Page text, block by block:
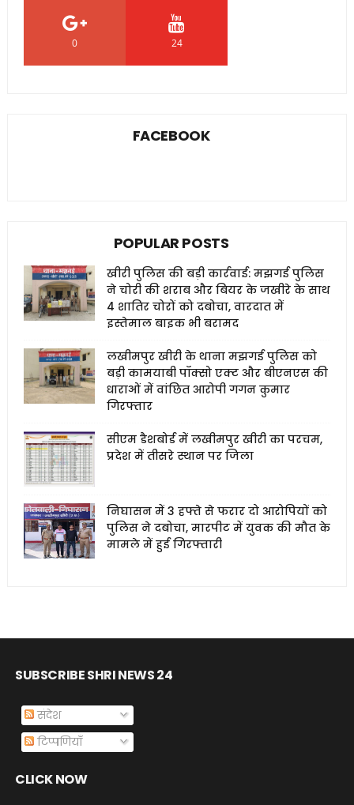
0 24
FACEBOOK
POPULAR POSTS
खीरी पुलिस की बड़ी कार्रवाई: मझगई पुलिस
ने चोरी की शराब और बियर के जखीरे के साथ
4 शातिर चोरों को दबोचा, वारदात में
इस्तेमाल बाइक भी बरामद
लखीमपुर खीरी के थाना मझगई पुलिस को
बड़ी कामयाबी पॉक्सो एक्ट और बीएनएस की
धाराओं में वांछित आरोपी गगन कुमार
गिरफ्तार
सीएम डैशबोर्ड में लखीमपुर खीरी का परचम,
प्रदेश में तीसरे स्थान पर जिला
निघासन में 3 हफ्ते से फरार दो आरोपियों को
पुलिस ने दबोचा, मारपीट में युवक की मौत के
मामले में हुई गिरफ्तारी
SUBSCRIBE SHRI NEWS 24
संदेश
टिप्पणियाँ
CLICK NOW